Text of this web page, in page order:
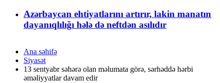
Azərbaycan ehtiyatlarını artırır, lakin manatın
dayanıqlılığı hələ də neftdən asılıdır
Ana səhifə
Siyasət
13 sentyabr səhərə olan məlumata görə, sərhəddə hərbi
əməliyyatlar davam edir